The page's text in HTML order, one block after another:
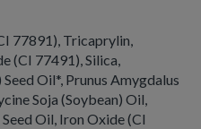
77891), Tricaprylin,
(CI 77491), Silica,
Oil*, Prunus Amygdalus
Soja (Soybean) Oil,
Oil, Iron Oxide (CI